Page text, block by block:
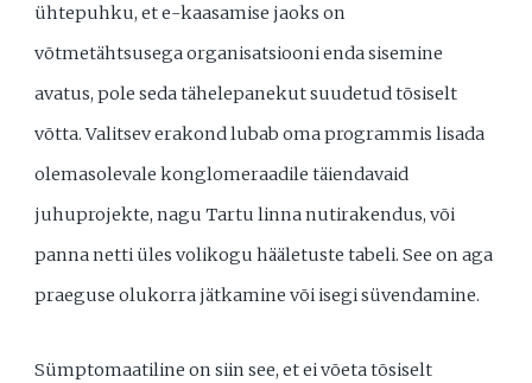
ühtepuhku, et e-kaasamise jaoks on
võtmetähtsusega organisatsiooni enda sisemine
avatus, pole seda tähelepanekut suudetud tõsiselt
võtta. Valitsev erakond lubab oma programmis lisada
olemasolevale konglomeraadile täiendavaid
juhuprojekte, nagu Tartu linna nutirakendus, või
panna netti üles volikogu hääletuste tabeli. See on aga
praeguse olukorra jätkamine või isegi süvendamine.
Sümptomaatiline on siin see, et ei võeta tõsiselt